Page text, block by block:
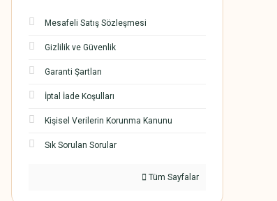
Mesafeli Satış Sözleşmesi
Gizlilik ve Güvenlik
Garanti Şartları
İptal İade Koşulları
Kişisel Verilerin Korunma Kanunu
Sık Sorulan Sorular
Tüm Sayfalar